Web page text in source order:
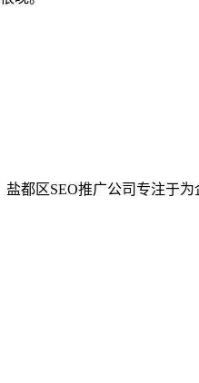
都区SEO推广公司专注于